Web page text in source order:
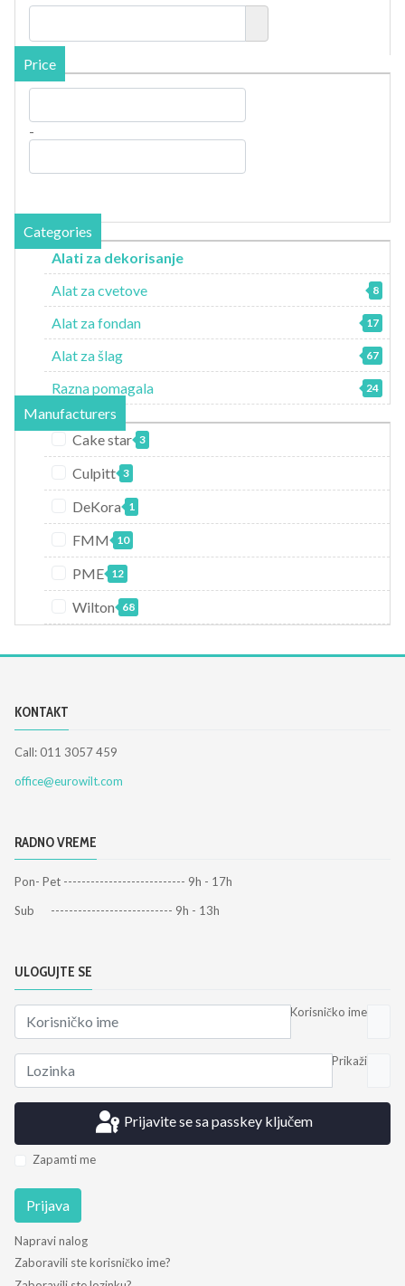
Price
-
Categories
Alati za dekorisanje
Alat za cvetove
8
Alat za fondan 17
Alat za šlag 67
Razna pomagala 24
Manufacturers
Cake star 3
Culpitt 3
DeKora 1
FMM 10
PME 12
Wilton 68
KONTAKT
Call: 011 3057 459
office@eurowilt.com
RADNO VREME
Pon- Pet --------------------------- 9h - 17h
Sub --------------------------- 9h - 13h
ULOGUJTE SE
Korisničko ime
Prikaži
Prijavite se sa passkey ključem
Zapamti me
Prijava
Napravi nalog
Zaboravili ste korisničko ime?